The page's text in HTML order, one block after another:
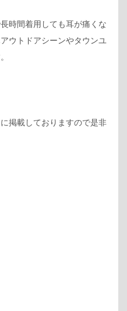
時間着用しても耳が痛くな
ウトドアシーンやタウンユ
掲載しておりますので是非